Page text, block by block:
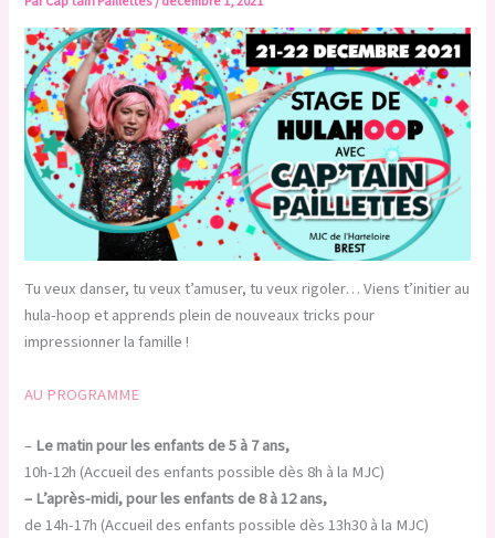
Tu veux danser, tu veux t’amuser, tu veux rigoler… Viens t’initier au
hula-hoop et apprends plein de nouveaux tricks pour
impressionner la famille !
AU PROGRAMME
–Le matin pour les enfants de 5 à 7 ans,
10h-12h (Accueil des enfants possible dès 8h à la MJC)
– L’après-midi, pour les enfants de 8 à 12 ans,
de 14h-17h (Accueil des enfants possible dès 13h30 à la MJC)